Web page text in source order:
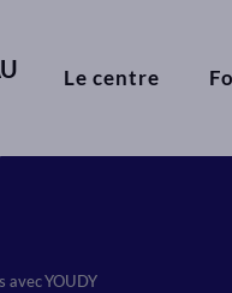
Le centre
avec YOUDY